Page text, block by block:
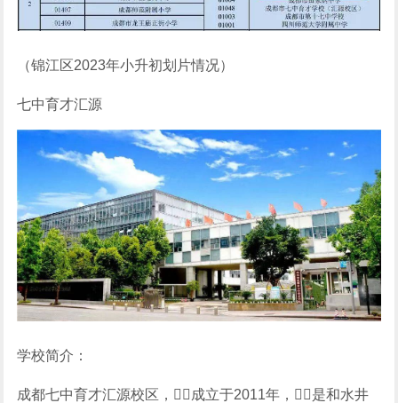
（锦江区2023年小升初划片情况）
七中育才汇源
学校简介：
成都七中育才汇源校区，成立于2011年，是和水井